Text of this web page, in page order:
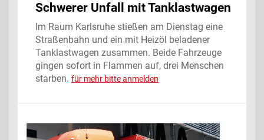
Schwerer Unfall mit Tanklastwagen
Im Raum Karlsruhe stießen am Dienstag eine
Straßenbahn und ein mit Heizöl beladener
Tanklastwagen zusammen. Beide Fahrzeuge
gingen sofort in Flammen auf, drei Menschen
starben. für mehr bitte anmelden